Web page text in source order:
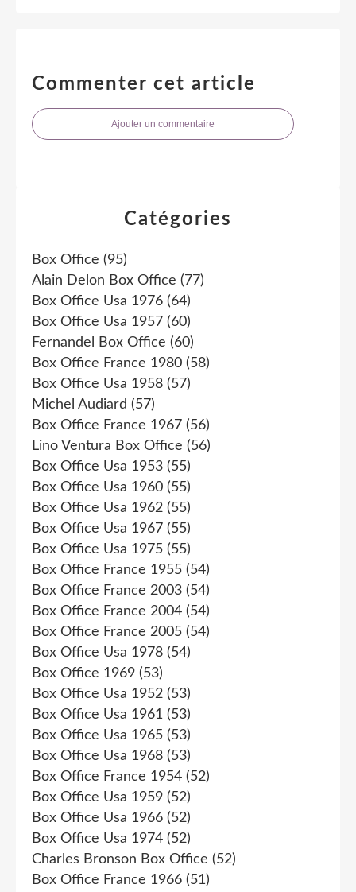
Commenter cet article
Ajouter un commentaire
Catégories
Box Office (95)
Alain Delon Box Office (77)
Box Office Usa 1976 (64)
Box Office Usa 1957 (60)
Fernandel Box Office (60)
Box Office France 1980 (58)
Box Office Usa 1958 (57)
Michel Audiard (57)
Box Office France 1967 (56)
Lino Ventura Box Office (56)
Box Office Usa 1953 (55)
Box Office Usa 1960 (55)
Box Office Usa 1962 (55)
Box Office Usa 1967 (55)
Box Office Usa 1975 (55)
Box Office France 1955 (54)
Box Office France 2003 (54)
Box Office France 2004 (54)
Box Office France 2005 (54)
Box Office Usa 1978 (54)
Box Office 1969 (53)
Box Office Usa 1952 (53)
Box Office Usa 1961 (53)
Box Office Usa 1965 (53)
Box Office Usa 1968 (53)
Box Office France 1954 (52)
Box Office Usa 1959 (52)
Box Office Usa 1966 (52)
Box Office Usa 1974 (52)
Charles Bronson Box Office (52)
Box Office France 1966 (51)